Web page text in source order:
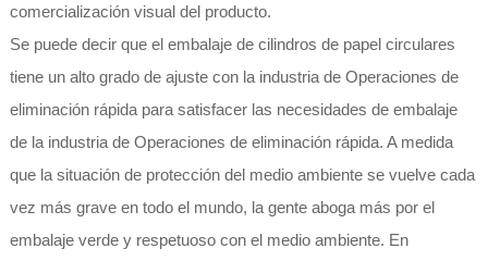
comercialización visual del producto.
Se puede decir que el embalaje de cilindros de papel circulares
tiene un alto grado de ajuste con la industria de Operaciones de
eliminación rápida para satisfacer las necesidades de embalaje
de la industria de Operaciones de eliminación rápida. A medida
que la situación de protección del medio ambiente se vuelve cada
vez más grave en todo el mundo, la gente aboga más por el
embalaje verde y respetuoso con el medio ambiente. En